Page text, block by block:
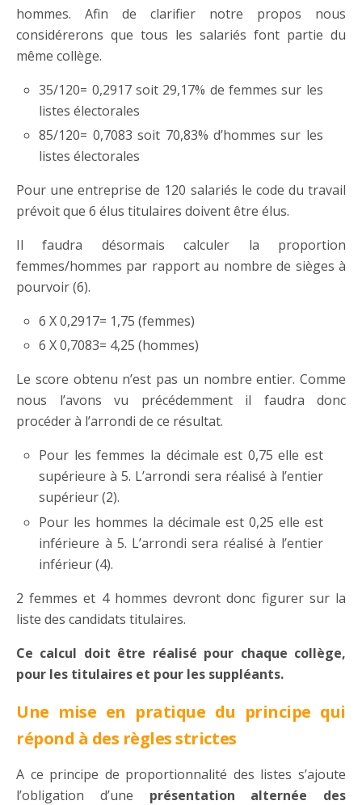
hommes. Afin de clarifier notre propos nous
considérerons que tous les salariés font partie du
même collège.
35/120= 0,2917 soit 29,17% de femmes sur les
listes électorales
85/120= 0,7083 soit 70,83% d’hommes sur les
listes électorales
Pour une entreprise de 120 salariés le code du travail
prévoit que 6 élus titulaires doivent être élus.
Il faudra désormais calculer la proportion
femmes/hommes par rapport au nombre de sièges à
pourvoir (6).
6 X 0,2917= 1,75 (femmes)
6 X 0,7083= 4,25 (hommes)
Le score obtenu n’est pas un nombre entier. Comme
nous l’avons vu précédemment il faudra donc
procéder à l’arrondi de ce résultat.
Pour les femmes la décimale est 0,75 elle est
supérieure à 5. L’arrondi sera réalisé à l’entier
supérieur (2).
Pour les hommes la décimale est 0,25 elle est
inférieure à 5. L’arrondi sera réalisé à l’entier
inférieur (4).
2 femmes et 4 hommes devront donc figurer sur la
liste des candidats titulaires.
Ce calcul doit être réalisé pour chaque collège,
pour les titulaires et pour les suppléants.
Une mise en pratique du principe qui
répond à des règles strictes
A ce principe de proportionnalité des listes s’ajoute
l’obligation d’une présentation alternée des